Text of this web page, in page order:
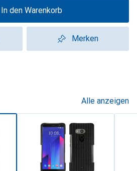
In den Warenkorb
Merken
Alle anzeigen